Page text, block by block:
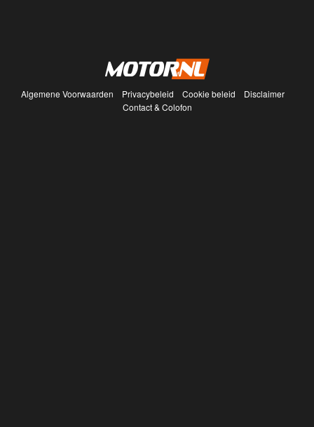
Algemene Voorwaarden Privacybeleid Cookie beleid
Disclaimer
Contact & Colofon